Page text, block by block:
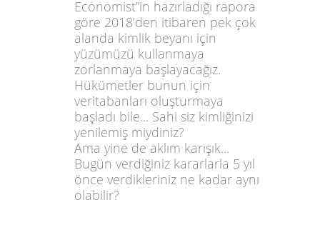
Economist”in hazırladığı rapora
göre 2018’den itibaren pek çok
alanda kimlik beyanı için
yüzümüzü kullanmaya
zorlanmaya başlayacağız.
Hükümetler bunun için
veritabanları oluşturmaya
başladı bile... Sahi siz kimliğinizi
yenilemiş miydiniz?
Ama yine de aklım karışık...
Bugün verdiğiniz kararlarla 5 yıl
önce verdikleriniz ne kadar aynı
olabilir?